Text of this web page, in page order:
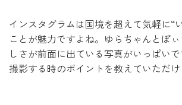
インスタグラムは国境を超えて気軽に“
ことが魅力ですよね。ゆらちゃんとぽ
しさが前面に出ている写真がいっぱい
撮影する時のポイントを教えていただけ